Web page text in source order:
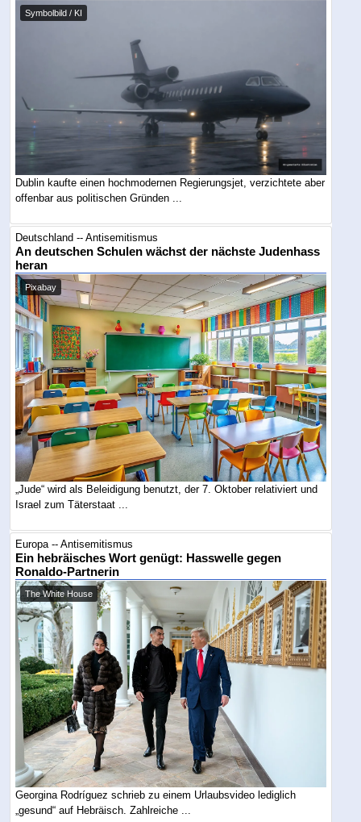
Symbolbild / KI
Dublin kaufte einen hochmodernen Regierungsjet, verzichtete aber
offenbar aus politischen Gründen ...
Deutschland -- Antisemitismus
An deutschen Schulen wächst der nächste Judenhass
heran
Pixabay
„Jude“ wird als Beleidigung benutzt, der 7. Oktober relativiert und
Israel zum Täterstaat ...
Europa -- Antisemitismus
Ein hebräisches Wort genügt: Hasswelle gegen
Ronaldo-Partnerin
The White House
Georgina Rodríguez schrieb zu einem Urlaubsvideo lediglich
„gesund“ auf Hebräisch. Zahlreiche ...